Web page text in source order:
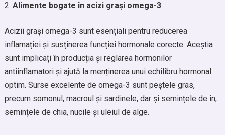
Alimente bogate în acizi grași omega-3
Acizii grași omega-3 sunt esențiali pentru reducerea
inflamației și susținerea funcției hormonale corecte. Aceștia
sunt implicați în producția și reglarea hormonilor
antiinflamatori și ajută la menținerea unui echilibru hormonal
optim. Surse excelente de omega-3 sunt peștele gras,
precum somonul, macroul și sardinele, dar și semințele de in,
semințele de chia, nucile și uleiul de alge.